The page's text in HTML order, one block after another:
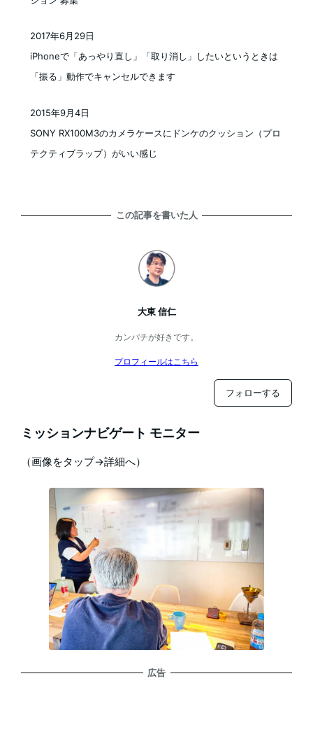
iPhoneで「あっやり直し」「取り消し」したいというときは
「振る」動作でキャンセルできます
2017年6月29日
SONY RX100M3のカメラケースにドンケのクッション（プロ
テクティブラップ）がいい感じ
2015年9月4日
この記事を書いた人
大東 信仁
カンパチが好きです。
プロフィールはこちら
フォローする
ミッションナビゲート モニター
（画像をタップ→詳細へ）
広告